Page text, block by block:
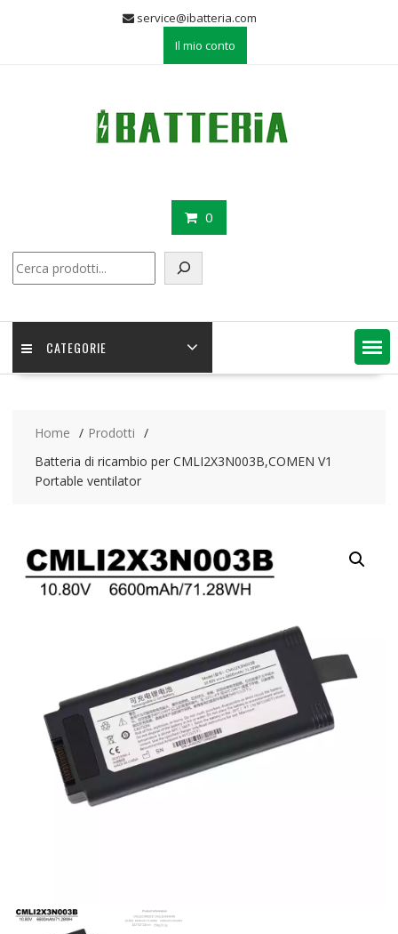
service@ibatteria.com
Il mio conto
0
CATEGORIE
Home
Prodotti
Batteria di ricambio per CMLI2X3N003B,COMEN V1
Portable ventilator